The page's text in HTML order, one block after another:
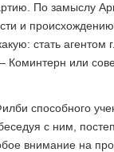
По замыслу
и
стать агентом
Коминтерн или
способного
с ним,
внимание на